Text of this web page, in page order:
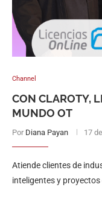
Channel
CON CLAROTY,
MUNDO OT
Por Diana Payan 17
Atiende clientes de
inteligentes y proyectos